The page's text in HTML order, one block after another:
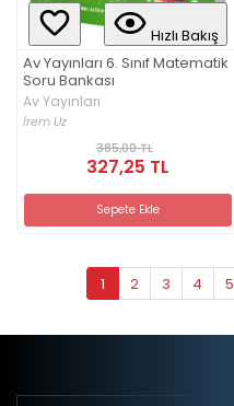
Hızlı Bakış
Av Yayınları 6. Sınıf Matematik
Soru Bankası
Av Yayınları
İrem Uz
385,00 TL
327,25 TL
Sepete Ekle
1 2 3 4 5